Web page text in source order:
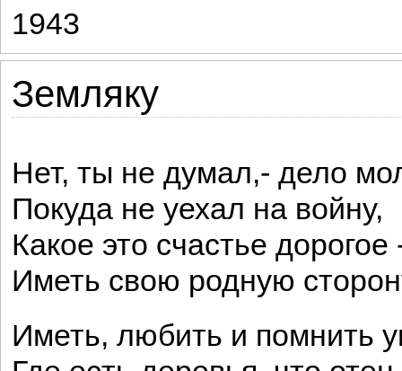
1943
Земляку
Нет, ты не думал,- дело
Покуда не уехал на войну,
Какое это счастье дорогое
Иметь свою родную
Иметь, любить и помнить